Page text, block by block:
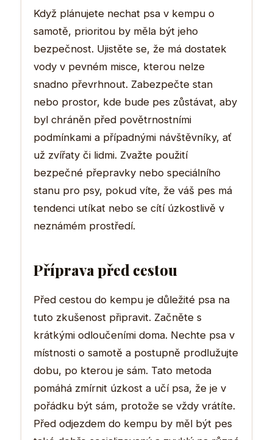
Když plánujete nechat psa v kempu o
samotě, prioritou by měla být jeho
bezpečnost. Ujistěte se, že má dostatek
vody v pevném misce, kterou nelze
snadno převrhnout. Zabezpečte stan
nebo prostor, kde bude pes zůstávat, aby
byl chráněn před povětrnostními
podmínkami a případnými návštěvníky, ať
už zvířaty či lidmi. Zvažte použití
bezpečné přepravky nebo speciálního
stanu pro psy, pokud víte, že váš pes má
tendenci utíkat nebo se cítí úzkostlivě v
neznámém prostředí.
Příprava před cestou
Před cestou do kempu je důležité psa na
tuto zkušenost připravit. Začněte s
krátkými odloučeními doma. Nechte psa v
místnosti o samotě a postupně prodlužujte
dobu, po kterou je sám. Tato metoda
pomáhá zmírnit úzkost a učí psa, že je v
pořádku být sám, protože se vždy vrátíte.
Před odjezdem do kempu by měl být pes